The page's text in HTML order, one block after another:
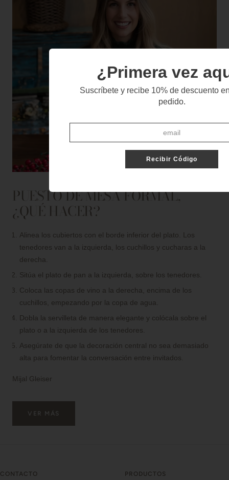
PUESTO DE MESA FORMAL,
¿QUÉ HACER?
Alinea los cubiertos con el borde inferior del plato. Los
tenedores van a la izquierda, los cuchillos y cucharas a la
derecha.
Sitúa el plato de pan a la izquierda, sobre los tenedores.
Coloca las copas de vino a la derecha, encima de los
cuchillos, empezando por la copa de agua.
Dobla la servilleta de manera elegante y colócala sobre el
plato o a la izquierda de los tenedores.
Asegúrate de que la decoración central no sea demasiado
alta para fomentar la conversación entre invitados.
Mijal Gleiser
VER MÁS
CONTACTO PRODUCTOS
¿Primera vez
Suscríbete y recibe 10% de descuento
pedido.
Recibir Código